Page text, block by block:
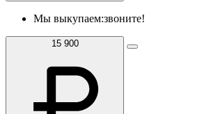
Мы выкупаем:звоните!
15 900